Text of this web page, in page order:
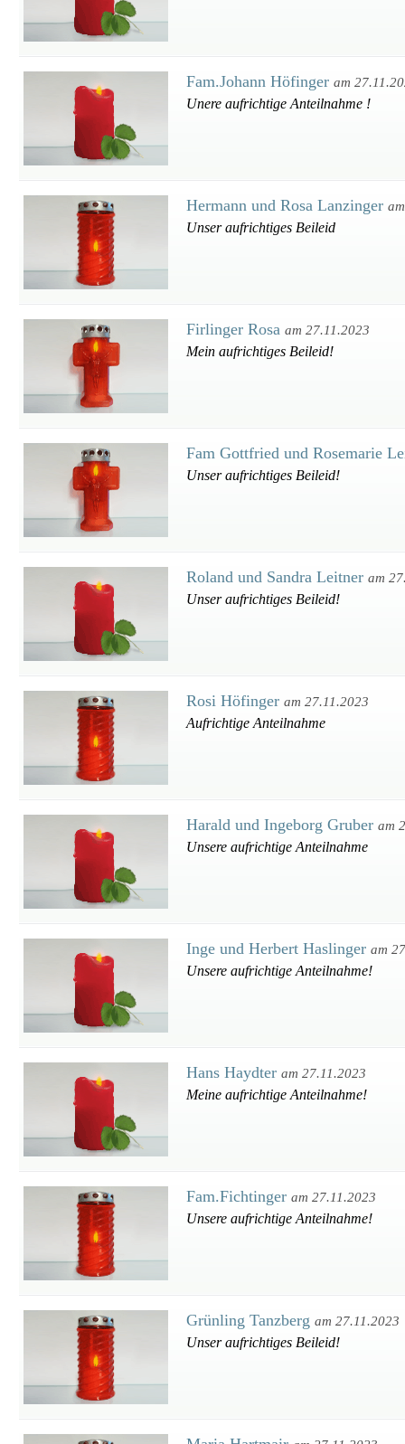
Fam.Johann Höfinger am
Unere aufrichtige Anteilnahme !
Hermann und Rosa Lanzinger
Unser aufrichtiges Beileid
Firlinger Rosa am 27.11.2023
Mein aufrichtiges Beileid!
Fam Gottfried und Rosemarie
Unser aufrichtiges Beileid!
Roland und Sandra Leitner am
Unser aufrichtiges Beileid!
Rosi Höfinger am 27.11.2023
Aufrichtige Anteilnahme
Harald und Ingeborg Gruber am
Unsere aufrichtige Anteilnahme
Inge und Herbert Haslinger am
Unsere aufrichtige Anteilnahme!
Hans Haydter am 27.11.2023
Meine aufrichtige Anteilnahme!
Fam.Fichtinger am 27.11.2023
Unsere aufrichtige Anteilnahme!
Grünling Tanzberg am 27.11.2023
Unser aufrichtiges Beileid!